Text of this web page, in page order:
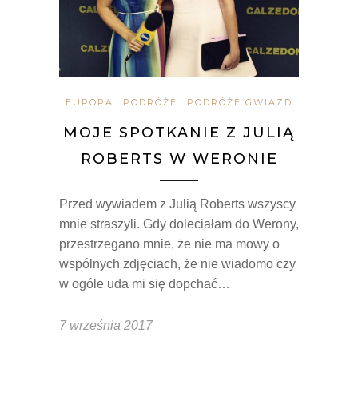
EUROPA PODRÓŻE PODRÓŻE GWIAZD
MOJE SPOTKANIE Z JULIĄ
ROBERTS W WERONIE
Przed wywiadem z Julią Roberts wszyscy
mnie straszyli. Gdy doleciałam do Werony,
przestrzegano mnie, że nie ma mowy o
wspólnych zdjęciach, że nie wiadomo czy
w ogóle uda mi się dopchać…
7 września 2017